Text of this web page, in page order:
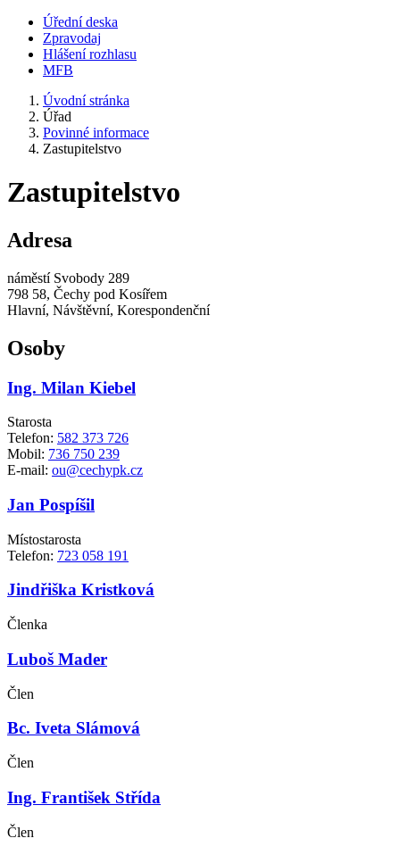
Úřední deska
Zpravodaj
Hlášení rozhlasu
MFB
Úvodní stránka
Úřad
Povinné informace
Zastupitelstvo
Zastupitelstvo
Adresa
náměstí Svobody 289
798 58, Čechy pod Kosířem
Hlavní, Návštěvní, Korespondenční
Osoby
Ing. Milan Kiebel
Starosta
Telefon: 582 373 726
Mobil: 736 750 239
E-mail: ou@cechypk.cz
Jan Pospíšil
Místostarosta
Telefon: 723 058 191
Jindřiška Kristková
Členka
Luboš Mader
Člen
Bc. Iveta Slámová
Člen
Ing. František Střída
Člen